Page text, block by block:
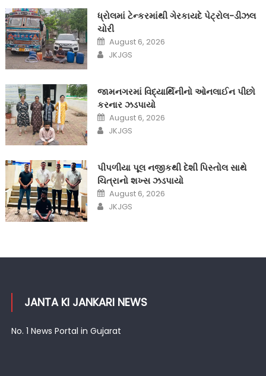
ધ્રોલમાં ટેન્કરમાંથી ગેરકાયદે પેટ્રોલ-ડીઝલ
ચોરી
Posted
on
August 6, 2026
Author
JKJGS
જામનગરમાં વિદ્યાર્થિનીનો ઓનલાઈન પીછો
કરનાર ઝડપાયો
Posted
on
August 6, 2026
Author
JKJGS
પીપળીયા પૂલ નજીકથી દેશી પિસ્તોલ સાથે
ચિત્રાનો શખ્સ ઝડપાયો
Posted
on
August 6, 2026
Author
JKJGS
JANTA KI JANKARI NEWS
No. 1 News Portal in Gujarat